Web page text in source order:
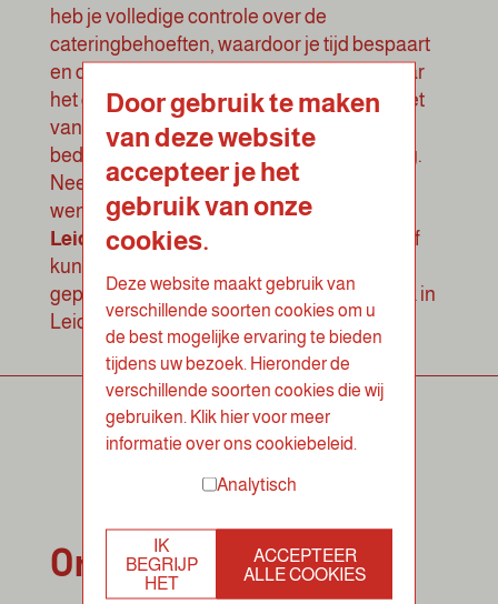
heb je volledige controle over de
cateringbehoeften, waardoor je tijd bespaart
en de lunchervaring soepel verloopt. Ervaar
het gemak van ons klantenportaal en geniet
van een stressvrije en efficiënte
bedrijfscatering Leiden met LOOF catering.
Neem vrijblijvend contact met ons op om je
wensen te bespreken voor jouw
Leidenen te ontdekken hoe wij jouw bedrijf
kunnen voorzien van een heerlijke en
gepersonaliseerde gezonde lunch op werk in
Leiden.
Onze concepten
Door gebruik te maken
van deze website
accepteer je het
gebruik van onze
cookies.
Deze website maakt gebruik van
verschillende soorten cookies om u
de best mogelijke ervaring te bieden
tijdens uw bezoek. Hieronder de
verschillende soorten cookies die wij
gebruiken. Klik hier voor meer
informatie over ons cookiebeleid.
Analytisch
IK
BEGRIJP
HET
ACCEPTEER
ALLE COOKIES